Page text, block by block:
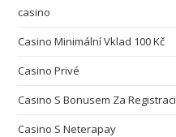
casino
Casino Minimální Vklad 100 Kč
Casino Privé
Casino S Bonusem Za Registraci
Casino S Neterapay